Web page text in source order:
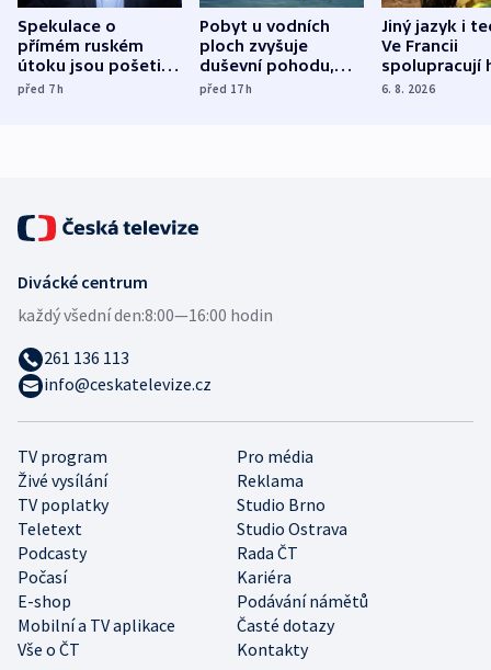
Spekulace o
přímém ruském
útoku jsou pošetilé,
míní estonský
před 7h
Pobyt u vodních
ploch zvyšuje
duševní pohodu,
ukázala
před 17h
Jiný jazyk i
Ve Francii
spolupracují
různých zemí
6. 8. 2026
TV program
Pro média
Živé vysílání
Reklama
TV poplatky
Studio Brno
Teletext
Studio Ostrava
Podcasty
Rada ČT
Počasí
Kariéra
E-shop
Podávání námětů
Mobilní a TV aplikace
Časté dotazy
Vše o ČT
Kontakty
Divácké centrum
každý všední den:8:00—16:00 hodin
261 136 113
info@ceskatelevize.cz